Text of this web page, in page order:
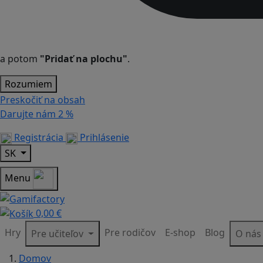
a potom "Pridať na plochu".
Rozumiem
Preskočiť na obsah
Darujte nám 2 %
Registrácia
Prihlásenie
SK
Menu
0,00 €
Hry
Pre učiteľov Pre rodičov E-shop Blog
O nás
Domov